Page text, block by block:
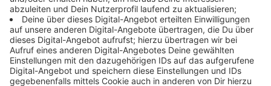
Krankenhaus. Erste Schätzungen gehen von einem
Schaden von rund 30.000 € aus. Die Kriminalpolizei hat
die Ermittlungen zur Brandursache aufgenommen.
Meldung der Feuerwehr: